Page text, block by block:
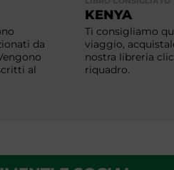
da
al
KENYA
Ti consigliamo
viaggio,
nostra libreria
riquadro.